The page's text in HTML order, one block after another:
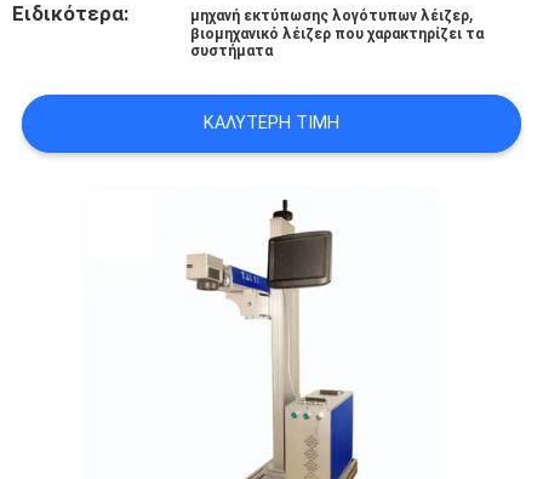
PRIVACY
Ειδικότερα: μηχανή εκτύπωσης λογότυπων λέιζερ,
βιομηχανικό λέιζερ που χαρακτηρίζει τα
συστήματα
ΚΑΛΎΤΕΡΗ ΤΙΜΉ